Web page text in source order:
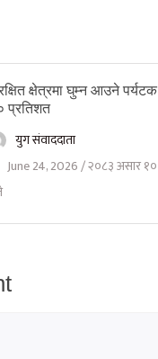
क्षेत्रमा घुम्न आउने पर्यटक
प्रतिशत
युग संवाददाता
June 24, 2026 / २०८३ असार १०